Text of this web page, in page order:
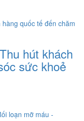
hút khách
sức khoẻ